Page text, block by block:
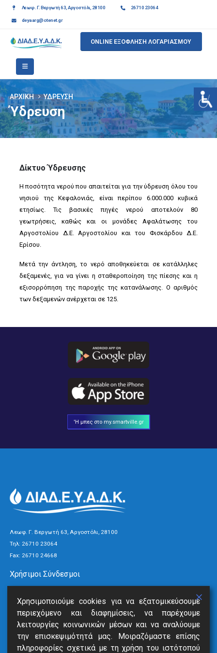
Λεωφ. Γ. Βεργωτή 63, Αργοστόλι, 28100 26710 23064
deyaarg@otenet.gr
ONLINE ΕΞΟΦΛΗΣΗ ΛΟΓΑΡΙΑΣΜΟΥ
ΑΡΧΙΚΉ ΎΔΡΕΥΣΗ
Ύδρευση
Δίκτυο Ύδρευσης
Η ποσότητα νερού που απαιτείται για την ύδρευση όλου του
νησιού της Κεφαλονιάς, είναι περίπου 6.000.000 κυβικά
ετησίως. Τις βασικές πηγές νερού αποτελούν 80
γεωτρήσεις, καθώς και οι μονάδες Αφαλάτωσης του
Αργοστολίου Δ.Ε. Αργοστολίου και του Φισκάρδου Δ.Ε.
Ερίσου.
Μετά την άντληση, το νερό αποθηκεύεται σε κατάλληλες
δεξαμενές, για να γίνει η σταθεροποίηση της πίεσης και η
εξισορρόπηση της παροχής της κατανάλωσης. Ο αριθμός
των δεξαμενών ανέρχεται σε 125.
'Η μπες στο my.smartville.gr
Λεωφ. Γ. Βεργωτή 63, Αργοστόλι, 28100
Τηλ: 26710 23064
Fax: 26710 24668
Χρήσιμοι Σύνδεσμοι
Ανακοινώσεις
Νέα
Επικοινωνία
Χρησιμοποιούμε cookies για να εξατομικεύσουμε
περιεχόμενο και διαφημίσεις, να παρέχουμε
λειτουργίες κοινωνικών μέσων και να αναλύουμε
την επισκεψιμότητά μας. Μοιραζόμαστε επίσης
πληροφορίες σχετικά με τη χρήση του ιστότοπού